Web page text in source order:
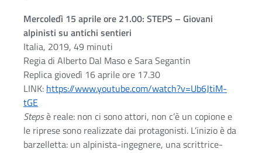
Mercoledì 15 aprile ore 21.00: STEPS – Giovani
alpinisti su antichi sentieri
Italia, 2019, 49 minuti
Regia di Alberto Dal Maso e Sara Segantin
Replica giovedì 16 aprile ore 17.30
LINK: https://www.youtube.com/watch?v=Ub6JtiM-
tGE
Stepsè reale: non ci sono attori, non c’è un copione e
le riprese sono realizzate dai protagonisti. L’inizio è da
barzelletta: un alpinista-ingegnere, una scrittrice-